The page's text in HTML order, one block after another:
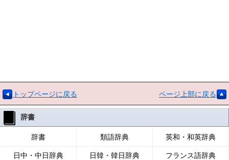
トップページに戻る ページ上部に戻る
辞書
辞書 類語辞典 英和・和英辞典
日中・中日辞典 日韓・韓日辞典 フランス語辞典